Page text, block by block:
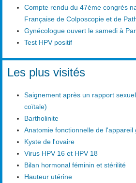
Compte rendu du 47ème congrès
Française de Colposcopie et de
Gynécologue ouvert le samedi à
Test HPV positif
Les plus visités
Saignement après un rapport
coïtale)
Bartholinite
Anatomie fonctionnelle de l'appareil
Kyste de l'ovaire
Virus HPV 16 et HPV 18
Bilan hormonal féminin et stérilité
Hauteur utérine